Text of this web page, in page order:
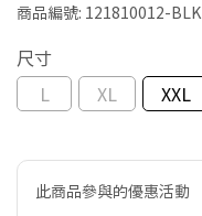
商品編號: 121810012-BLK
尺寸
L
XL XXL
此商品參與的優惠活動